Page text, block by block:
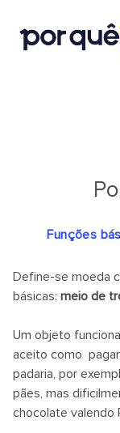
Funções
Define-se moeda
básicas:meio de
Um objeto
aceito como
padaria, por
pães, mas
chocolate valendo